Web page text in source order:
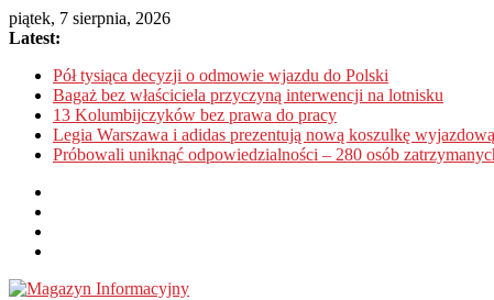
piątek, 7 sierpnia, 2026
Latest:
Pół tysiąca decyzji o odmowie wjazdu do Polski
Bagaż bez właściciela przyczyną interwencji na lotnisku
13 Kolumbijczyków bez prawa do pracy
Legia Warszawa i adidas prezentują nową koszulkę
Próbowali uniknąć odpowiedzialności – 280 osób